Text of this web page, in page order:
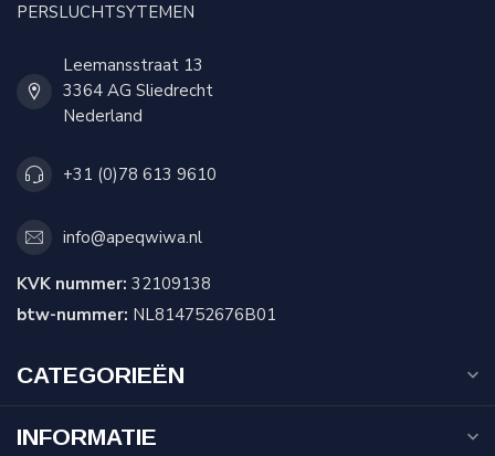
PERSLUCHTSYTEMEN
Leemansstraat 13
3364 AG Sliedrecht
Nederland
+31 (0)78 613 9610
info@apeqwiwa.nl
KVK nummer: 32109138
btw-nummer: NL814752676B01
CATEGORIEËN
INFORMATIE